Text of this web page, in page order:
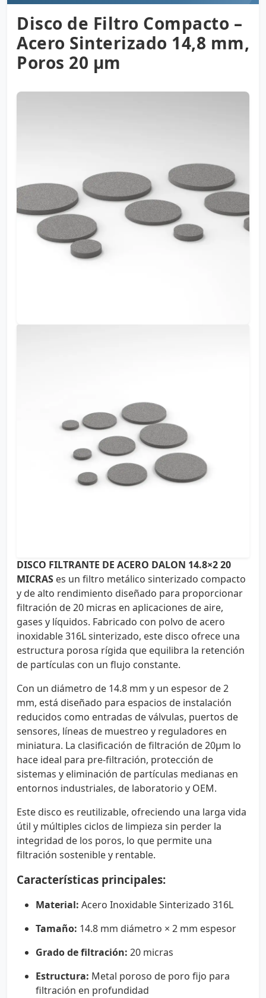
Disco de Filtro Compacto –
Acero Sinterizado 14,8 mm,
Poros 20 µm
DISCO FILTRANTE DE ACERO DALON 14.8×2 20
MICRAS es un filtro metálico sinterizado compacto
y de alto rendimiento diseñado para proporcionar
filtración de 20 micras en aplicaciones de aire,
gases y líquidos. Fabricado con polvo de acero
inoxidable 316L sinterizado, este disco ofrece una
estructura porosa rígida que equilibra la retención
de partículas con un flujo constante.
Con un diámetro de 14.8 mm y un espesor de 2
mm, está diseñado para espacios de instalación
reducidos como entradas de válvulas, puertos de
sensores, líneas de muestreo y reguladores en
miniatura. La clasificación de filtración de 20µm lo
hace ideal para pre-filtración, protección de
sistemas y eliminación de partículas medianas en
entornos industriales, de laboratorio y OEM.
Este disco es reutilizable, ofreciendo una larga vida
útil y múltiples ciclos de limpieza sin perder la
integridad de los poros, lo que permite una
filtración sostenible y rentable.
Características principales:
Material: Acero Inoxidable Sinterizado 316L
Tamaño: 14.8 mm diámetro × 2 mm espesor
Grado de filtración: 20 micras
Estructura: Metal poroso de poro fijo para
filtración en profundidad